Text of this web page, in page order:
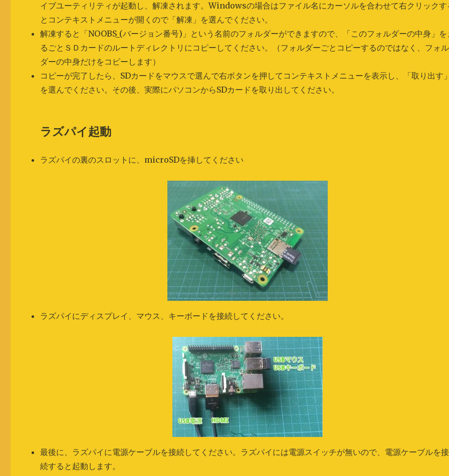
イブユーティリティが起動し、解凍されます。Windowsの場合はファイル名にカーソルを合わせて右クリックす
とコンテキストメニューが開くので「解凍」を選んでください。
解凍すると「NOOBS_(バージョン番号)」という名前のフォルダーができますので、「このフォルダーの中身」を
るごとＳＤカードのルートディレクトリにコピーしてください。（フォルダーごとコピーするのではなく、フォル
ダーの中身だけをコピーします）
コピーが完了したら、SDカードをマウスで選んで右ボタンを押してコンテキストメニューを表示し、「取り出す
を選んでください。その後、実際にパソコンからSDカードを取り出してください。
ラズパイ起動
ラズパイの裏のスロットに、microSDを挿してください
ラズパイにディスプレイ、マウス、キーボードを接続してください。
最後に、ラズパイに電源ケーブルを接続してください。ラズパイには電源スイッチが無いので、電源ケーブルを接
続すると起動します。